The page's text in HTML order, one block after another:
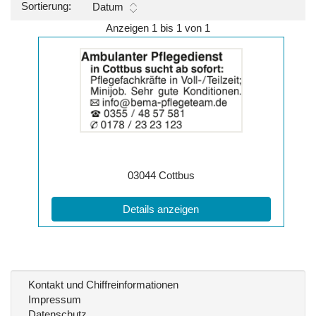
Sortierung:
Datum
Anzeigen 1 bis 1 von 1
der
Anzeige
2064098
anzeigen
|
Info:
Postleitzahl:
03044 Ort:
Cottbus
Details anzeigen(ID: 2064098)
Kontakt und Chiffreinformationen
Impressum